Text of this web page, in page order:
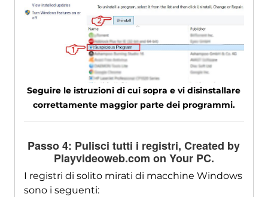
Seguire le istruzioni di cui sopra e vi disinstallare
correttamente maggior parte dei programmi.
Passo 4: Pulisci tutti i registri,Created by
Playvideoweb.com on Your PC.
I registri di solito mirati di macchine Windows
sono i seguenti: